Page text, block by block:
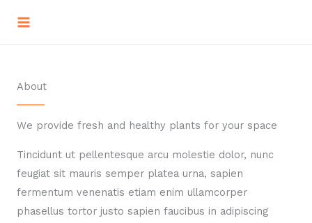
About
We provide fresh and healthy plants for your space
Tincidunt ut pellentesque arcu molestie dolor, nunc
feugiat sit mauris semper platea urna, sapien
fermentum venenatis etiam enim ullamcorper
phasellus tortor justo sapien faucibus in adipiscing